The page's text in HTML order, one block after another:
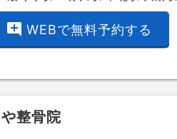
add_comment WEBで無料予約する
整骨院